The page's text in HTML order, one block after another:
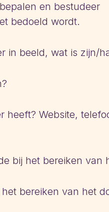
en bestudeer
bedoeld wordt.
in beeld, wat is zijn/
heeft? Website,
bij het bereiken van
bereiken van het